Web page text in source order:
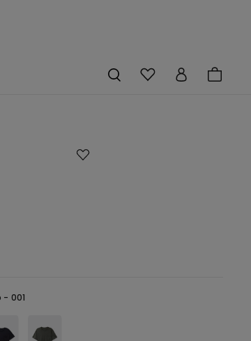
- 001